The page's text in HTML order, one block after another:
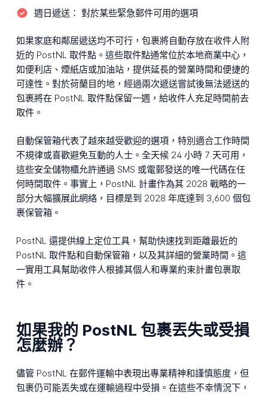
週日遞送： 對於某些緊急郵件可用的選項
如果家庭和鄰居遞送均不可行，包裹將自動存放在收件人附
近的 PostNL 取件點。這些取件點通常位於本地商業中心，
如便利店、煙紙店或加油站，提供延長的營業時間和便捷的
可達性。對於荷蘭目的地，經過兩次遞送嘗試後無法遞送的
包裹將在 PostNL 取件點保留一週，給收件人充足時間前去
取件。
自動保管箱代表了越來越受歡迎的選項，特別適合工作時間
不規律或喜歡避免互動的人士。全天候 24 小時 7 天可用，
這些安全儲物櫃允許通過 SMS 或電郵發送的唯一代碼在任
何時間取件。事實上，PostNL 計畫作為其 2028 戰略的一
部分大幅擴展此網絡，目標是到 2028 年底達到 3,600 個包
裹保管箱。
PostNL 還提供線上定位工具，幫助快速找到距離最近的
PostNL 取件點和自動保管箱，以及其詳細的營業時間。這
一實用工具幫助收件人根據其個人和專業約束計畫包裹取
件。
如果我的 PostNL 包裹丟失或受損
怎麼辦？
儘管 PostNL 在郵件運輸中表現出專業精神和謹慎態度，但
包裹仍可能丟失或在運輸過程中受損。在這些不幸情況下，